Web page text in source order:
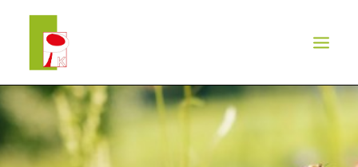
LEISTUNGEN
REFERENZEN